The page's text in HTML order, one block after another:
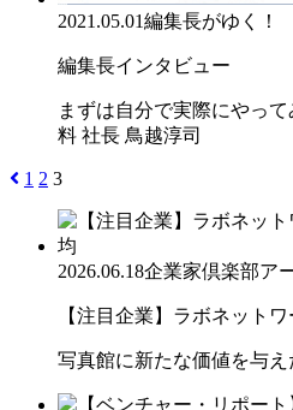
2021.05.01編集長がゆく！
編集長インタビュー
まずは自分で実際にやっ
料 社長 鳥越淳司
1 2 3
2026.06.18企業家倶楽部ア
【注目企業】ラボネット
写真館に新たな価値を与え